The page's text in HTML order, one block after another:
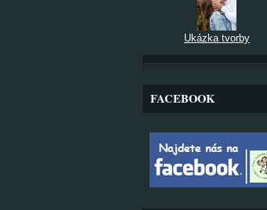
Ukázka tvorby
FACEBOOK